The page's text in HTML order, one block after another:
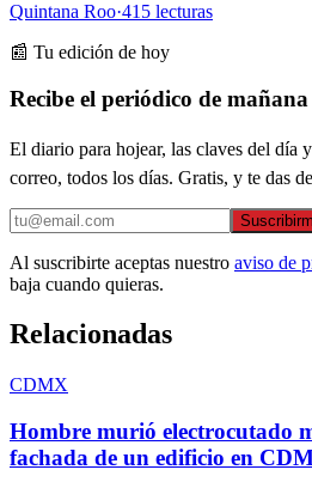
Quintana Roo·415 lecturas
📰 Tu edición de hoy
Recibe el periódico de
El diario para hojear, las claves del día
correo, todos los días. Gratis, y te das
Al suscribirte aceptas nuestro aviso de
baja cuando quieras.
Relacionadas
CDMX
Hombre murió electrocutado
fachada de un edificio en